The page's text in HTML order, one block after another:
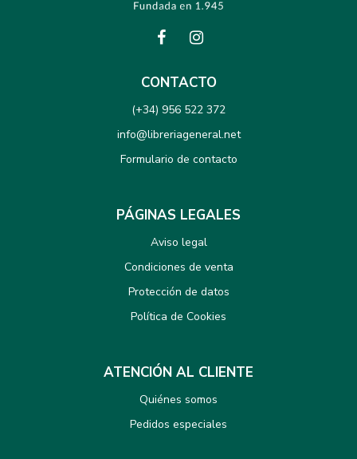
CONTACTO
(+34) 956 522 372
info@libreriageneral.net
Formulario de contacto
PÁGINAS LEGALES
Aviso legal
Condiciones de venta
Protección de datos
Política de Cookies
ATENCIÓN AL CLIENTE
Quiénes somos
Pedidos especiales